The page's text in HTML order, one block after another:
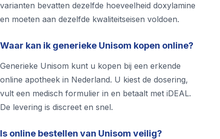
varianten bevatten dezelfde hoeveelheid doxylamine
en moeten aan dezelfde kwaliteitseisen voldoen.
Waar kan ik generieke Unisom kopen online?
Generieke Unisom kunt u kopen bij een erkende
online apotheek in Nederland. U kiest de dosering,
vult een medisch formulier in en betaalt met iDEAL.
De levering is discreet en snel.
Is online bestellen van Unisom veilig?